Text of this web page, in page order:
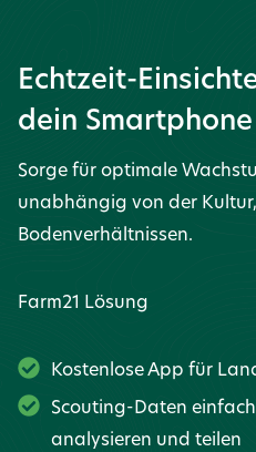
Echtzeit-
dein
Sorge für optimale
unabhängig von der
Bodenverhältnissen.
Farm21 Lösung
Kostenlose App für
Scouting-Daten
analysieren und teilen